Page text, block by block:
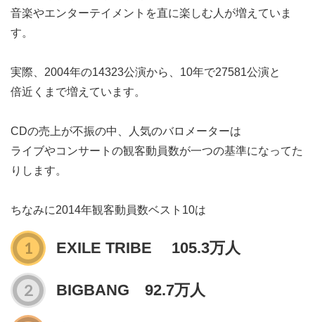
音楽やエンターテイメントを直に楽しむ人が増えていま
す。
実際、2004年の14323公演から、10年で27581公演と
倍近くまで増えています。
CDの売上が不振の中、人気のバロメーターは
ライブやコンサートの観客動員数が一つの基準になってた
りします。
ちなみに2014年観客動員数ベスト10は
EXILE TRIBE 105.3万人
BIGBANG 92.7万人